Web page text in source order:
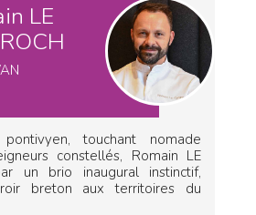
LE
touchant nomade
constellés, Romain LE
un brio inaugural instinctif,
breton aux territoires du